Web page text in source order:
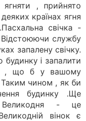
, прийнято
країнах ягня
свічка -
службу
запалену свічку.
будинку і запалити
, що б у вашому
Таким чином , як би
будинку .Ще
Великодня - це
вінок є